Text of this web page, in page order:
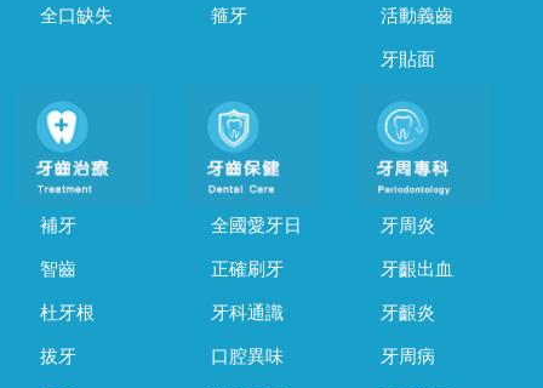
全口缺失 箍牙 活動義齒
牙貼面
補牙
智齒
杜牙根
拔牙
全國愛牙日
正確刷牙
牙科通識
口腔異味
牙周炎
牙齦出血
牙齦炎
牙周病